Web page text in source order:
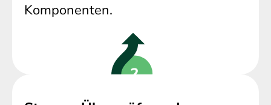
Komponenten.